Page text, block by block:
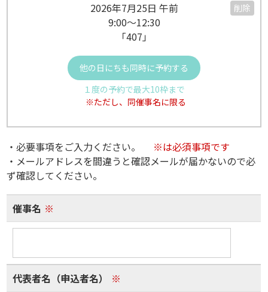
2026年7月25日 午前
9:00～12:30
「407」
削除
他の日にちも同時に予約する
１度の予約で最大10枠まで
※ただし、同催事名に限る
・必要事項をご入力ください。
※は必須事項です
・メールアドレスを間違うと確認メールが届かないので必
ず確認してください。
催事名 ※
代表者名（申込者名） ※